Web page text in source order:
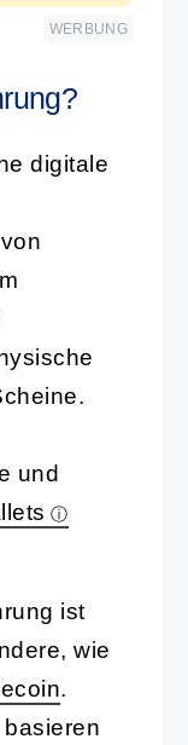
WERBUNG
digitale
und
ist
wie
.